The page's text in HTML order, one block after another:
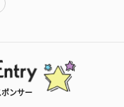
ンサー